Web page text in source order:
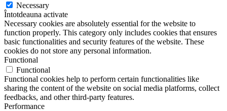
Necessary
Întotdeauna activate
Necessary cookies are absolutely essential for the website to
function properly. This category only includes cookies that ensures
basic functionalities and security features of the website. These
cookies do not store any personal information.
Functional
Functional
Functional cookies help to perform certain functionalities like
sharing the content of the website on social media platforms, collect
feedbacks, and other third-party features.
Performance